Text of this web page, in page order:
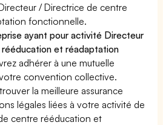
/ Directrice de centre
fonctionnelle.
ayant pour activité Directeur
et réadaptation
adhérer à une mutuelle
convention collective.
la meilleure assurance
légales liées à votre activité de
centre rééducation et